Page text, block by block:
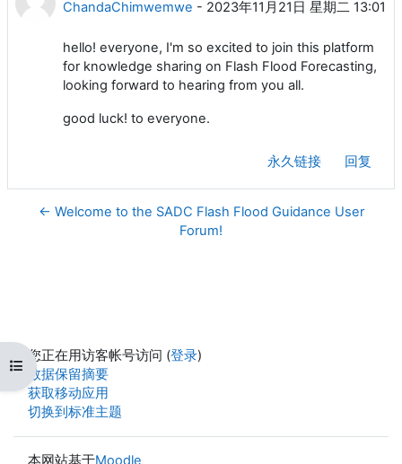
打开课程索引
ChandaChimwemwe - 2023年11月21日 星期二 13:01
hello! everyone, I'm so excited to join this platform
for knowledge sharing on Flash Flood Forecasting,
looking forward to hearing from you all.
good luck! to everyone.
永久链接 回复
← Welcome to the SADC Flash Flood Guidance User
Forum!
您正在用访客帐号访问 (登录)
‎数据保留摘要‎
获取移动应用
切换到标准主题
本网站基于Moodle